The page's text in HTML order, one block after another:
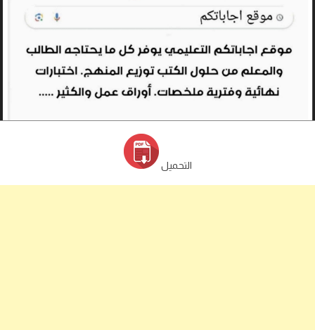
التحميل